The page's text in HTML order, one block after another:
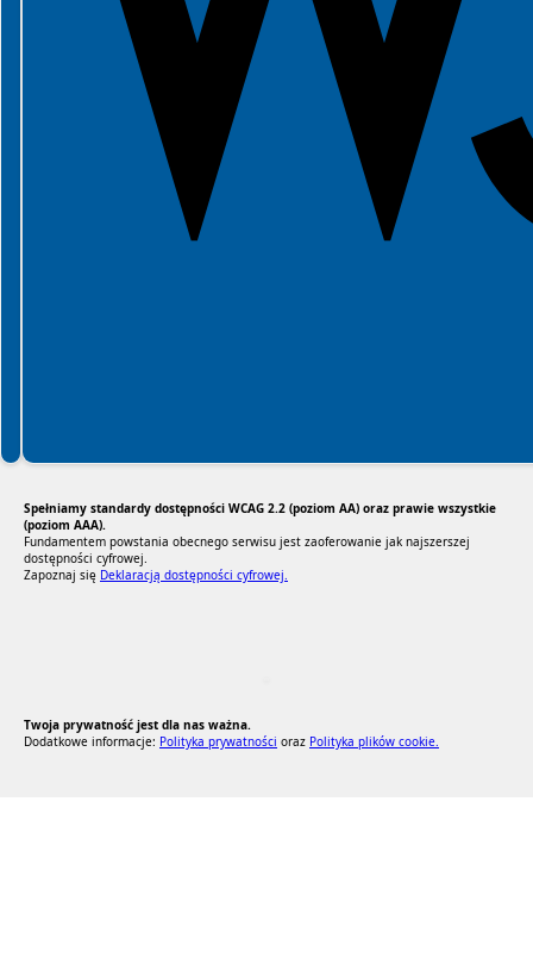
Spełniamy standardy dostępności WCAG 2.2 (poziom AA) oraz prawie wszystkie
(poziom AAA).
Fundamentem powstania obecnego serwisu jest zaoferowanie jak najszerszej
dostępności cyfrowej.
Zapoznaj się Deklaracją dostępności cyfrowej.
Twoja prywatność jest dla nas ważna.
Dodatkowe informacje: Polityka prywatności oraz Polityka plików cookie.